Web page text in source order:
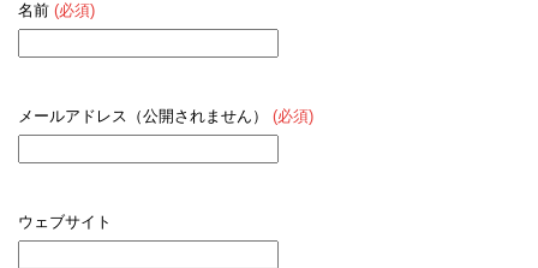
名前 (必須)
メールアドレス（公開されません） (必須)
ウェブサイト